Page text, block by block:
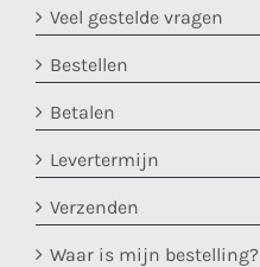
Veel gestelde vragen
Bestellen
Betalen
Levertermijn
Verzenden
Waar is mijn bestelling?